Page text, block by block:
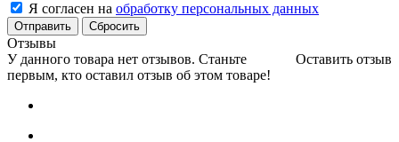
Я согласен на обработку персональных данных
Сбросить
Отзывы
Оставить отзыв
У данного товара нет отзывов. Станьте
первым, кто оставил отзыв об этом товаре!